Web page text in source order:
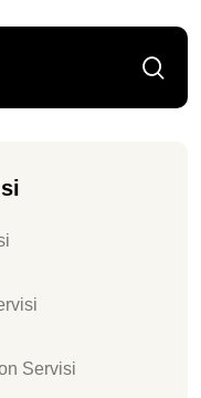
Servisi